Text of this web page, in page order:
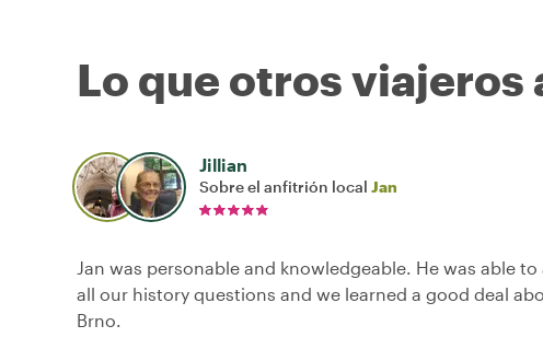
Lo que otros
Jillian
Sobre el anfitrión local Jan
Jan was personable and knowledgeable. He was able to
all our history questions and we learned a good deal
Brno.